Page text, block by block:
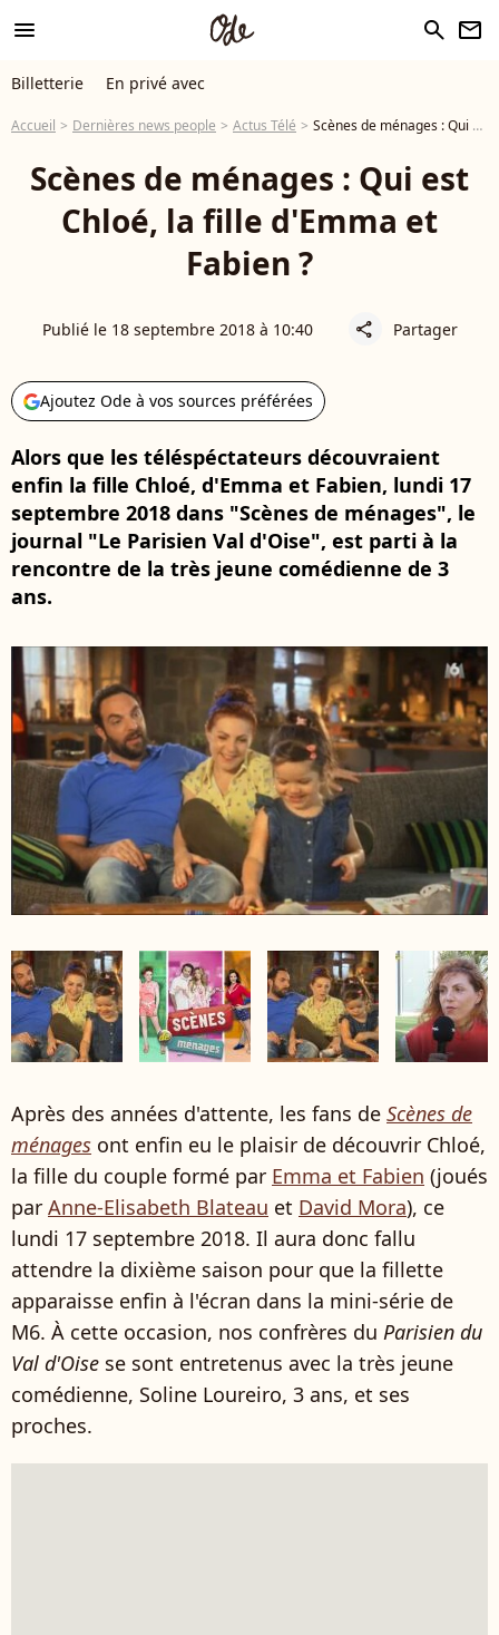
menu search newsletter
Billetterie En privé avec
Accueil Dernières news people Actus Télé Scènes de ménages : Qui est Chloé, la fille d'Emma et Fabien ?
Scènes de ménages : Qui est
Chloé, la fille d'Emma et
Fabien ?
Publié le 18 septembre 2018 à 10:40 share Partager
Ajoutez Ode à vos sources préférées
Alors que les téléspéctateurs découvraient
enfin la fille Chloé, d'Emma et Fabien, lundi 17
septembre 2018 dans "Scènes de ménages", le
journal "Le Parisien Val d'Oise", est parti à la
rencontre de la très jeune comédienne de 3
ans.
Après des années d'attente, les fans de Scènes de
ménages ont enfin eu le plaisir de découvrir Chloé,
la fille du couple formé par Emma et Fabien (joués
par Anne-Elisabeth Blateau et David Mora), ce
lundi 17 septembre 2018. Il aura donc fallu
attendre la dixième saison pour que la fillette
apparaisse enfin à l'écran dans la mini-série de
M6. À cette occasion, nos confrères du Parisien du
Val d'Oise se sont entretenus avec la très jeune
comédienne, Soline Loureiro, 3 ans, et ses
proches.